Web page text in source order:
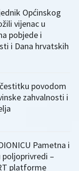
Općinskog
vijenac u
pobjede i
i Dana hrvatskih
povodom
zahvalnosti i
Pametna i
–
platforme